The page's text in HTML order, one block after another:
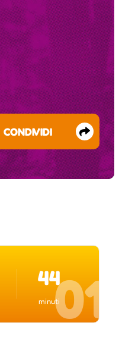
CONDIVIDI
44
minuti
00